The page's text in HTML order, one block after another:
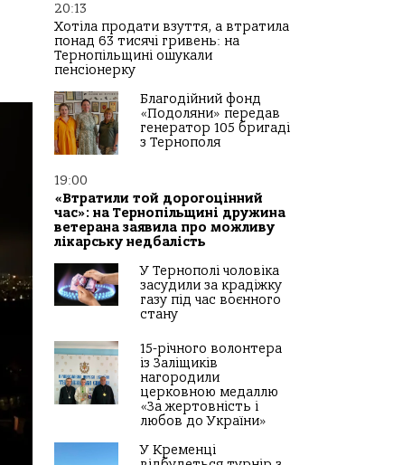
20:13
Хотіла продати взуття, а втратила
понад 63 тисячі гривень: на
Тернопільщині ошукали
пенсіонерку
Благодійний фонд
«Подоляни» передав
генератор 105 бригаді
з Тернополя
19:00
«Втратили той дорогоцінний
час»: на Тернопільщині дружина
ветерана заявила про можливу
лікарську недбалість
У Тернополі чоловіка
засудили за крадіжку
газу під час воєнного
стану
15-річного волонтера
із Заліщиків
нагородили
церковною медаллю
«За жертовність і
любов до України»
У Кременці